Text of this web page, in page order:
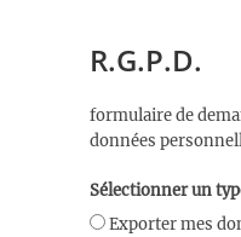
R.G.P.D.
formulaire de
données
Sélectionner un
Exporter mes